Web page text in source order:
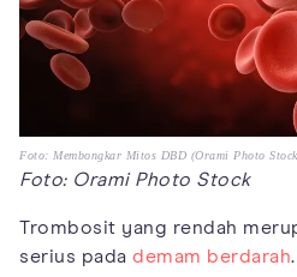
Foto: Membongkar Mitos DBD (Orami Photo
Foto: Orami Photo Stock
Trombosit yang rendah
serius pada demam berdarah